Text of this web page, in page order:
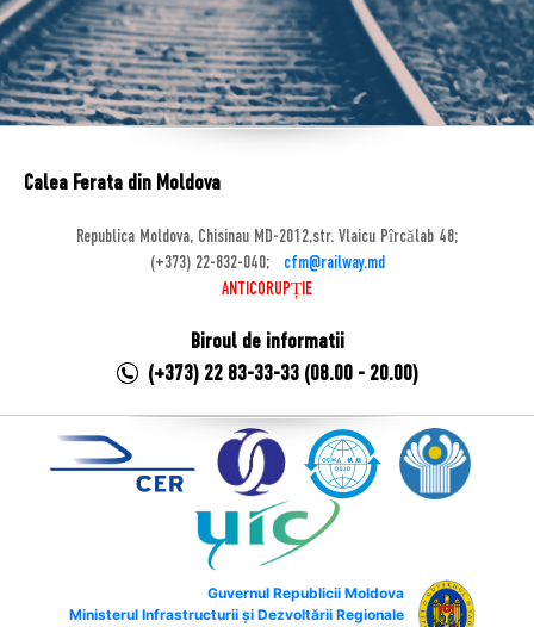
Calea Ferata din Moldova
Republica Moldova, Chisinau MD-2012,str. Vlaicu Pîrcălab 48;
(+373) 22-832-040;
cfm@railway.md
ANTICORUPȚIE
Biroul de informatii
(+373) 22 83-33-33 (08.00 - 20.00)
Guvernul Republicii Moldova
Ministerul Infrastructurii și Dezvoltării Regionale